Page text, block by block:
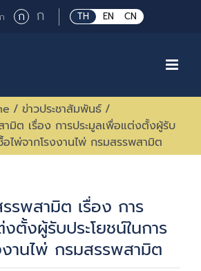
TH EN CN
กSmall
กRegular
font
ก Large
font
/ ข่าวประชาสัมพันธ์ /
ามิต เรื่อง การประมูลเพื่อแต่งตั้งผู้รับ
อไพ่จากโรงงานไพ่ กรมสรรพสามิต
รพสามิต เรื่อง การ
ตั้งผู้รับประโยชน์ในการ
งานไพ่ กรมสรรพสามิต